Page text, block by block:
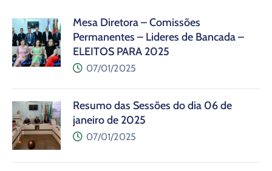
Mesa Diretora – Comissões
Permanentes – Lideres de Bancada –
ELEITOS PARA 2025
07/01/2025
Resumo das Sessões do dia 06 de
janeiro de 2025
07/01/2025